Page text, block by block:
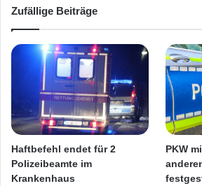
Zufällige Beiträge
Haftbefehl endet für 2
Polizeibeamte im
Krankenhaus
PKW